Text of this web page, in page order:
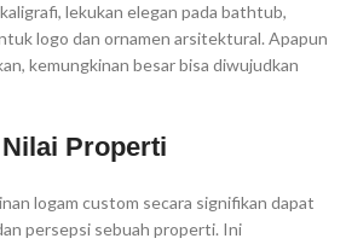
lekukan elegan pada bathtub,
logo dan ornamen arsitektural. Apapun
kemungkinan besar bisa diwujudkan
Properti
logam custom secara signifikan dapat
persepsi sebuah properti. Ini